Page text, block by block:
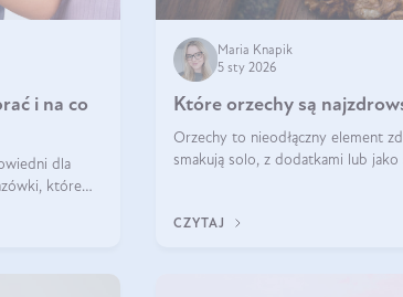
i na co
dla
które
Maria Knapik
5 sty 2026
Które orzechy są
Orzechy to nieodłączny element
smakują solo, z dodatkami lub
CZYTAJ